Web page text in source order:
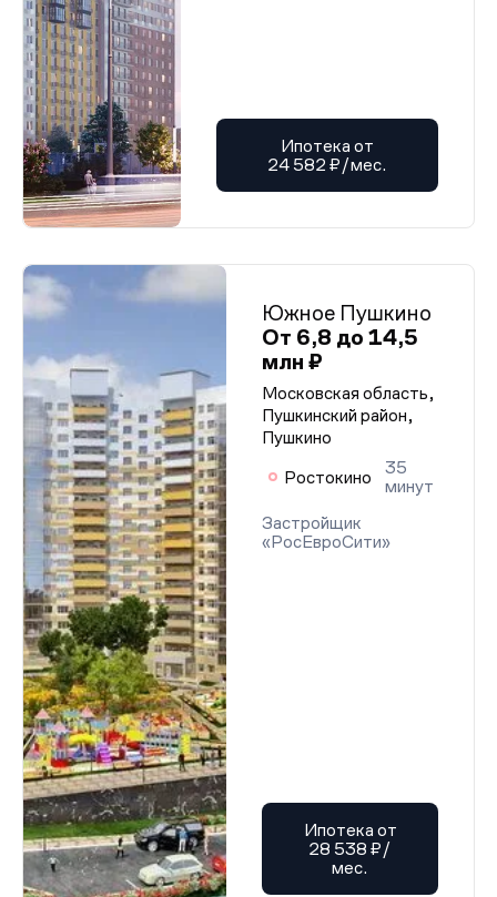
Ипотека от
24 582 ₽/мес.
Южное Пушкино
От 6,8 до 14,5
млн ₽
Московская область,
Пушкинский район,
Пушкино
Ростокино
35
минут
Застройщик
«РосЕвроСити»
Ипотека от
28 538 ₽/
мес.